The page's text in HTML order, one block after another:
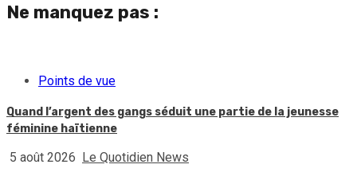
Ne manquez pas :
Points de vue
Quand l’argent des gangs séduit une partie de la jeunesse
féminine haïtienne
5 août 2026 Le Quotidien News